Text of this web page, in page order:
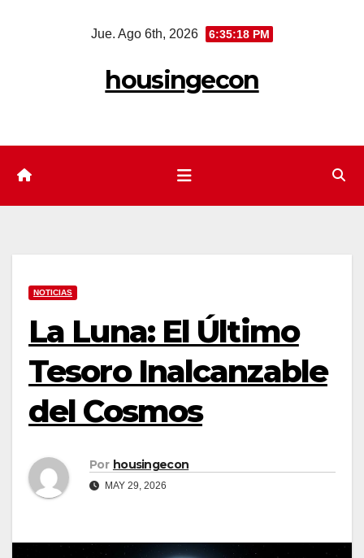
Jue. Ago 6th, 2026 6:35:19 PM
housingecon
NOTICIAS
La Luna: El Último
Tesoro Inalcanzable
del Cosmos
Por housingecon
MAY 29, 2026